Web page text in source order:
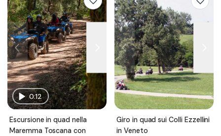
0:12
Escursione in quad nella
Maremma Toscana con
Giro in quad sui Colli Ezzellini
in Veneto